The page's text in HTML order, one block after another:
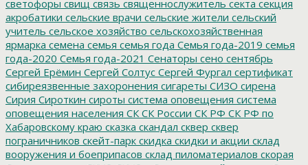
светофоры свищ связь священнослужитель секта секция
акробатики сельские врачи сельские жители сельский
учитель сельское хозяйство сельскохозяйственная
ярмарка семена семья семья года Семья года-2019 семья
года-2020 Семья года-2021 Сенаторы сено сентябрь
Сергей Ерёмин Сергей Солтус Сергей Фургал сертификат
сибиреязвенные захоронения сигареты СИЗО сирена
Сирия Сироткин сироты система оповещения система
оповещения населения СК СК России СК РФ СК РФ по
Хабаровскому краю сказка скандал сквер сквер
пограничников скейт-парк скидка скидки и акции склад
вооружения и боеприпасов склад пиломатериалов скорая